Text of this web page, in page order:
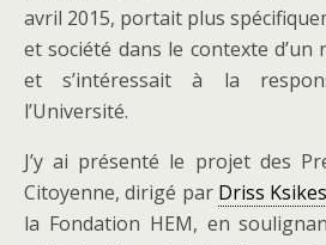
avril 2015, portait plus
et société dans le contexte d’un
et s’intéressait à la
l’Université.
J’y ai présenté le projet des
Citoyenne, dirigé par Driss Ksikes
la Fondation HEM, en